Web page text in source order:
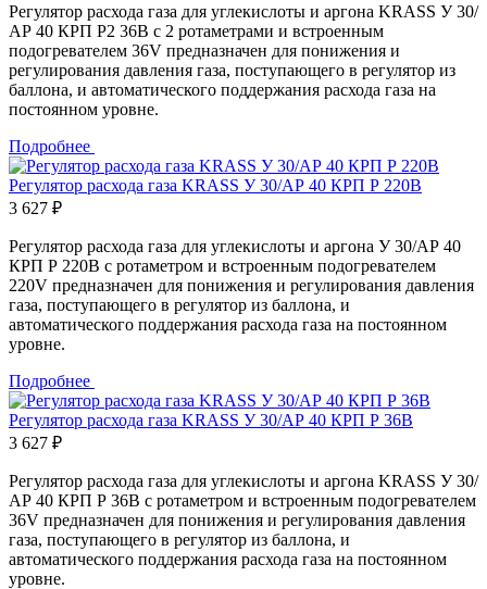
Регулятор расхода газа для углекислоты и аргона KRASS У 30/
АР 40 КРП Р2 36В с 2 ротаметрами и встроенным
подогревателем 36V предназначен для понижения и
регулирования давления газа, поступающего в регулятор из
баллона, и автоматического поддержания расхода газа на
постоянном уровне.
Подробнее
Регулятор расхода газа KRASS У 30/АР 40 КРП Р 220В
3 627 ₽
Регулятор расхода газа для углекислоты и аргона У 30/АР 40
КРП Р 220В с ротаметром и встроенным подогревателем
220V предназначен для понижения и регулирования давления
газа, поступающего в регулятор из баллона, и
автоматического поддержания расхода газа на постоянном
уровне.
Подробнее
Регулятор расхода газа KRASS У 30/АР 40 КРП Р 36В
3 627 ₽
Регулятор расхода газа для углекислоты и аргона KRASS У 30/
АР 40 КРП Р 36В с ротаметром и встроенным подогревателем
36V предназначен для понижения и регулирования давления
газа, поступающего в регулятор из баллона, и
автоматического поддержания расхода газа на постоянном
уровне.